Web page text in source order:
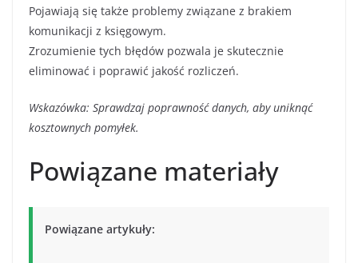
Pojawiają się także problemy związane z brakiem
komunikacji z księgowym.
Zrozumienie tych błędów pozwala je skutecznie
eliminować i poprawić jakość rozliczeń.
Wskazówka: Sprawdzaj poprawność danych, aby uniknąć
kosztownych pomyłek.
Powiązane materiały
Powiązane artykuły: